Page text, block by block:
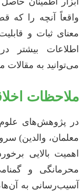
واقعاً آنچه را که
معنای ثبات و
اطلاعات بیشتر
می‌توانید به مقالات
ملاحظات
در پژوهش‌های علوم
معلمان، والدین)
اهمیت بالایی
محرمانگی و
آسیب‌رسانی به